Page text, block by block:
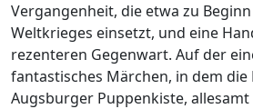
Vergangenheit, die etwa zu
Weltkrieges einsetzt, und eine
rezenteren Gegenwart. Auf der
fantastisches Märchen, in dem die
Augsburger Puppenkiste,